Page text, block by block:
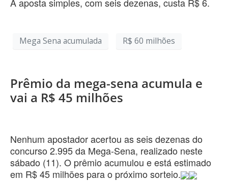
Mega Sena acumulada R$ 60 milhões
Prêmio da mega-sena acumula e
vai a R$ 45 milhões
Nenhum apostador acertou as seis dezenas do
concurso 2.995 da Mega-Sena, realizado neste
sábado (11). O prêmio acumulou e está estimado
em R$ 45 milhões para o próximo sorteio.